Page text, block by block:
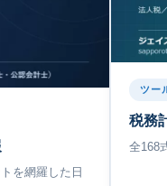
を網羅した日
ツー
税務
全168